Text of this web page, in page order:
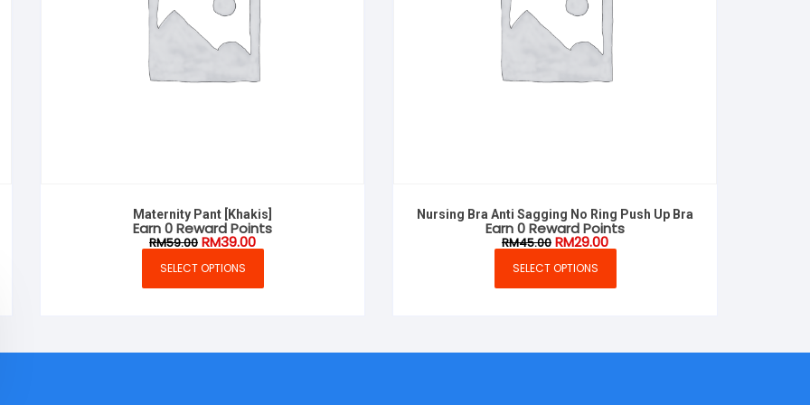
Maternity Pant [Khakis]
Earn 0 Reward Points
RM59.00 Original
price
was:
RM39.00Current
price
SELECT OPTIONS
This
Nursing Bra Anti Sagging No Ring Push Up Bra
Earn 0 Reward Points
RM45.00 Original
price
was:
RM29.00Current
price
SELECT OPTIONS
This